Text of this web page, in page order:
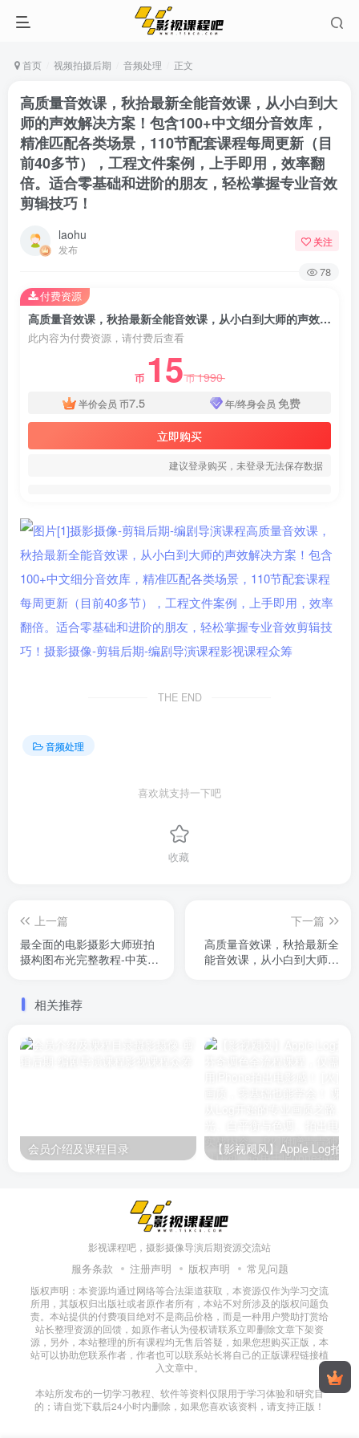
首页 视频拍摄后期 音频处理 正文
高质量音效课，秋拾最新全能音效课，从小白到大
师的声效解决方案！包含100+中文细分音效库，
精准匹配各类场景，110节配套课程每周更新（目
前40多节），工程文件案例，上手即用，效率翻
倍。适合零基础和进阶的朋友，轻松掌握专业音效
剪辑技巧！
laohu
发布
关注
78
高质量音效课，秋拾最新全能音效课，从小白到大师的声效解决方案！包含100+中文细分音效库，精准匹配各类场景，110节配套课程每周更新（目前40多节），工程文件案例，上手即用，效率翻倍。适合零基础和进阶的朋友，轻松掌握专业音效剪辑技巧！
此内容为付费资源，请付费后查看
币 15币1990
半价会员 币7.5 年/终身会员 免费
立即购买
建议登录购买，未登录无法保存数据
付费资源
THE END
音频处理
喜欢就支持一下吧
收藏
上一篇
最全面的电影摄影大师班拍
摄构图布光完整教程-中英字
下一篇
高质量音效课，秋拾最新全
能音效课，从小白到大师的
程文件案例，上手即用，效
率翻倍。适合零基础和进阶
相关推荐
会员介绍及课程目录
影视课程吧，摄影摄像导演后期资源交流站
服务条款 注册声明 版权声明 常见问题
版权声明：本资源均通过网络等合法渠道获取，本资源仅作为学习交流
所用，其版权归出版社或者原作者所有，本站不对所涉及的版权问题负
责。本站提供的付费项目绝对不是商品价格，而是一种用户赞助打赏给
站长整理资源的回馈，如原作者认为侵权请联系立即删除文章下架资
源，另外，本站整理的所有课程均无售后答疑，如果您想购买正版，本
站可以协助您联系作者，作者也可以联系站长将自己的正版课程链接植
入文章中。
本站所发布的一切学习教程、软件等资料仅限用于学习体验和研究目
的；请自觉下载后24小时内删除，如果您喜欢该资料，请支持正版！